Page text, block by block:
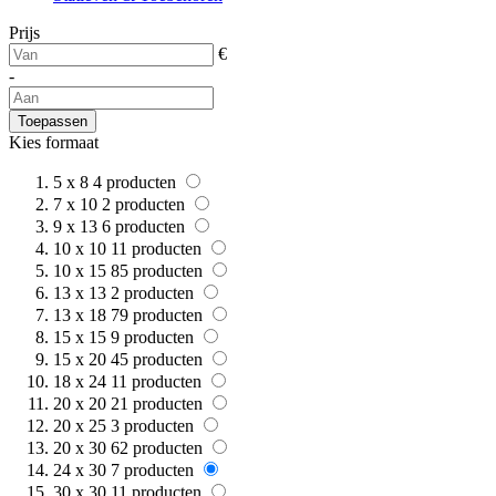
Prijs
€
-
Toepassen
Kies formaat
5 x 8 4 producten
7 x 10 2 producten
9 x 13 6 producten
10 x 10 11 producten
10 x 15 85 producten
13 x 13 2 producten
13 x 18 79 producten
15 x 15 9 producten
15 x 20 45 producten
18 x 24 11 producten
20 x 20 21 producten
20 x 25 3 producten
20 x 30 62 producten
24 x 30 7 producten
30 x 30 11 producten